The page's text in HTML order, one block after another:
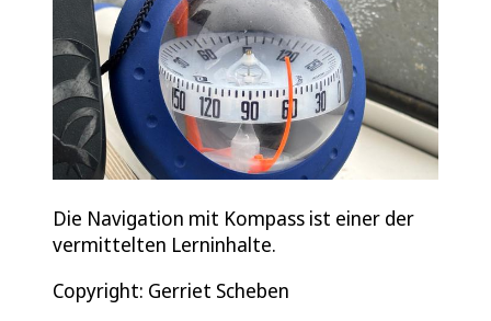
Die Navigation mit Kompass ist einer der
vermittelten Lerninhalte.
Copyright: Gerriet Scheben